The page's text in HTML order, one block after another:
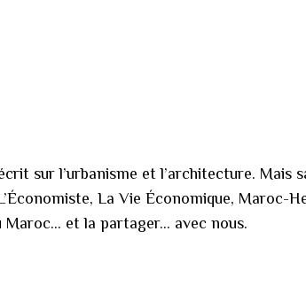
sur l’urbanisme et l’architecture. Mais
La Vie Économique, Maroc-
Maroc… et la partager… avec nous.